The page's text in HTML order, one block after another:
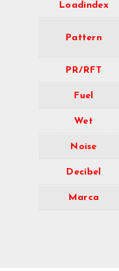
Loadindex
Pattern
PR/RFT
Fuel
Wet
Noise
Decibel
Marca